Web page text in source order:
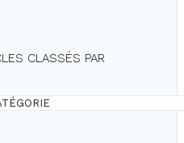
CLASSÉS PAR